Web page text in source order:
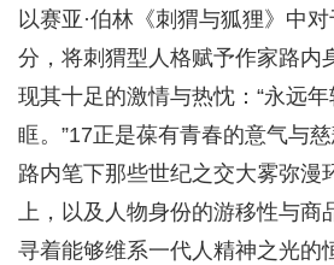
以赛亚·伯林《刺猬与狐狸》中
分，将刺猬型人格赋予作家路内
现其十足的激情与热忱：“永远
眶。”17正是葆有青春的意气与
路内笔下那些世纪之交大雾弥漫
上，以及人物身份的游移性与商
寻着能够维系一代人精神之光的